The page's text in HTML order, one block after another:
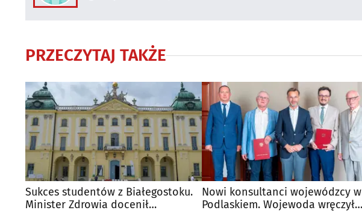
PRZECZYTAJ TAKŻE
Sukces studentów z Białegostoku.
Minister Zdrowia docenił
Nowi konsultanci wojewódzcy w
Podlaskiem. Wojewoda wręczył